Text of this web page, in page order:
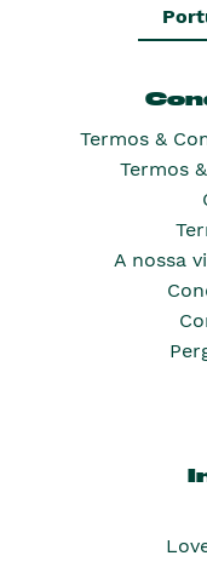
Termos &
Termos
A nossa